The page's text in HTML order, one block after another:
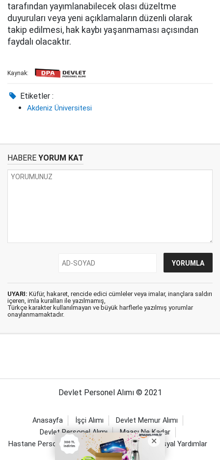
tarafından yayımlanabilecek olası düzeltme
duyuruları veya yeni açıklamaların düzenli olarak
takip edilmesi, hak kaybı yaşanmaması açısından
faydalı olacaktır.
Kaynak:
Etiketler :
Akdeniz Üniversitesi
HABERE YORUM KAT
UYARI: Küfür, hakaret, rencide edici cümleler veya imalar, inançlara saldırı
içeren, imla kuralları ile yazılmamış,
Türkçe karakter kullanılmayan ve büyük harflerle yazılmış yorumlar
onaylanmamaktadır.
Devlet Personel Alımı © 2021
Anasayfa İşçi Alımı
Devlet Memur Alımı
Devlet Personel Alımı
Maaşı Ne Kadar
Hastane Personel Alımı
Sağlıklı Yaşam Sosyal Yardımlar